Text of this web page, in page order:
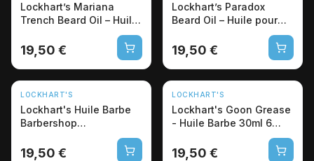
Lockhart’s Mariana
Trench Beard Oil – Huile
pour barbe gourmande
19,50 €
Lockhart’s Paradox
Beard Oil – Huile pour
barbe “Aqua Di Goon"
19,50 €
LOCKHART'S
Lockhart's Huile Barbe
Barbershop
Professionnelle 30ml -
USA
19,50 €
LOCKHART'S
Lockhart's Goon Grease
- Huile Barbe 30ml 6
19,50 €